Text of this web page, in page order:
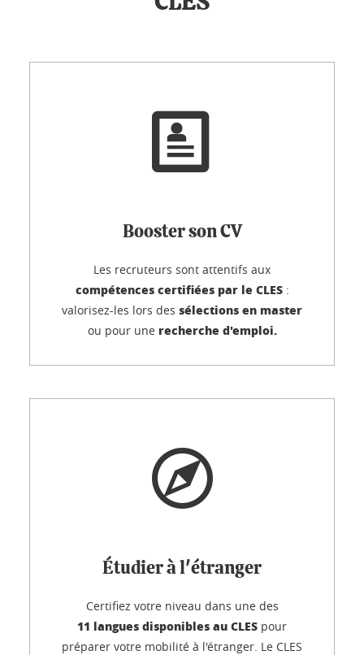
Booster son CV
Les recruteurs sont attentifs aux
compétences certifiées par le CLES:
valorisez-les lors des sélections en master
ou pour une recherche d'emploi.
Étudier à l'étranger
Certifiez votre niveau dans une des
11 langues disponibles au CLES pour
préparer votre mobilité à l'étranger. Le CLES